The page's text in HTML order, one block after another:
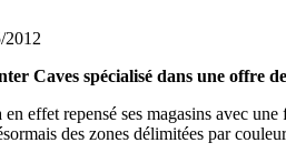
2012
Caves spécialisé dans une offre
en effet repensé ses magasins avec
des zones délimitées par